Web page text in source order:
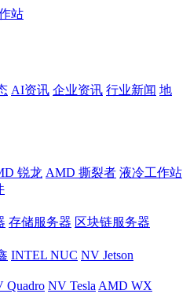
AI资讯 企业资讯 行业新闻 地
锐龙 AMD 撕裂者 液冷工作站
存储服务器 区块链服务器
INTEL NUC NV Jetson
Quadro NV Tesla AMD WX